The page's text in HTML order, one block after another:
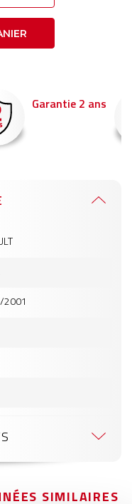
Garantie 2 ans
SIMILAIRES